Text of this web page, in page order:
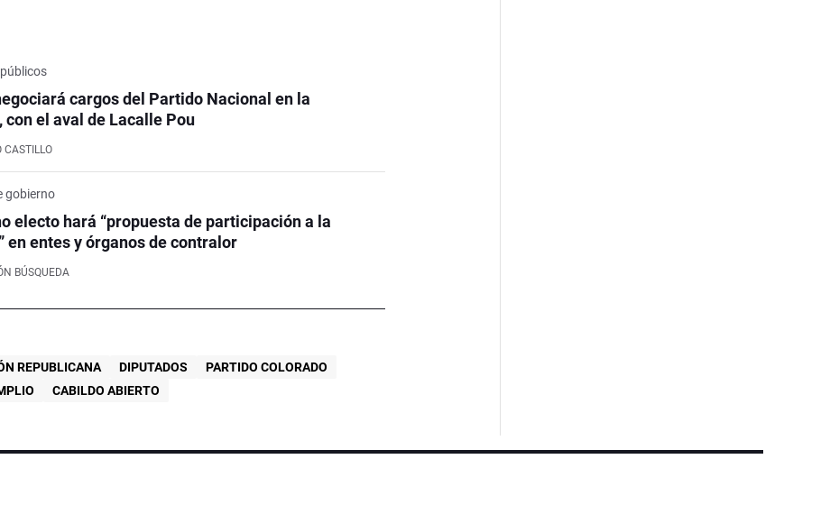
cargos del Partido Nacional en la
con el aval de Lacalle Pou
CASTILLO
gobierno
electo hará “propuesta de participación a la
en entes y órganos de contralor
BÚSQUEDA
REPUBLICANA DIPUTADOS
PARTIDO COLORADO
CABILDO ABIERTO